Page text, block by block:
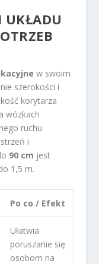
UKŁADU
w swoim
szerokości i
korytarza
wózkach
ruchu
i
90 cm jest
1,5 m.
Po co / Efekt
Ułatwia
poruszanie się
osobom na